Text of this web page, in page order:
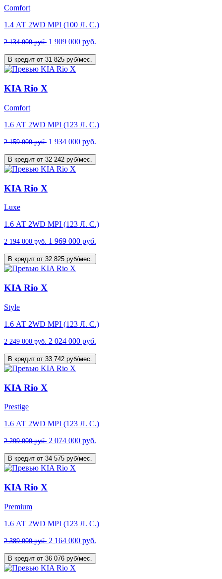
Comfort
1.4 АТ 2WD MPI (100 Л. C.)
2 134 000 руб. 1 909 000 руб.
В кредит от 31 825 руб/мес.
KIA Rio X
Comfort
1.6 АТ 2WD MPI (123 Л. C.)
2 159 000 руб. 1 934 000 руб.
В кредит от 32 242 руб/мес.
KIA Rio X
Luxe
1.6 АТ 2WD MPI (123 Л. C.)
2 194 000 руб. 1 969 000 руб.
В кредит от 32 825 руб/мес.
KIA Rio X
Style
1.6 АТ 2WD MPI (123 Л. C.)
2 249 000 руб. 2 024 000 руб.
В кредит от 33 742 руб/мес.
KIA Rio X
Prestige
1.6 АТ 2WD MPI (123 Л. C.)
2 299 000 руб. 2 074 000 руб.
В кредит от 34 575 руб/мес.
KIA Rio X
Premium
1.6 АТ 2WD MPI (123 Л. C.)
2 389 000 руб. 2 164 000 руб.
В кредит от 36 076 руб/мес.